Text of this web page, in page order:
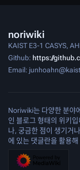
noriwiki
KAIST E3-1 CASYS,
Github: https://
Email:
Noriwiki는 다양한 분야
인 블로그 형태의 위키
나, 궁금한 점이 생기거
에 있는 댓글란을 활용